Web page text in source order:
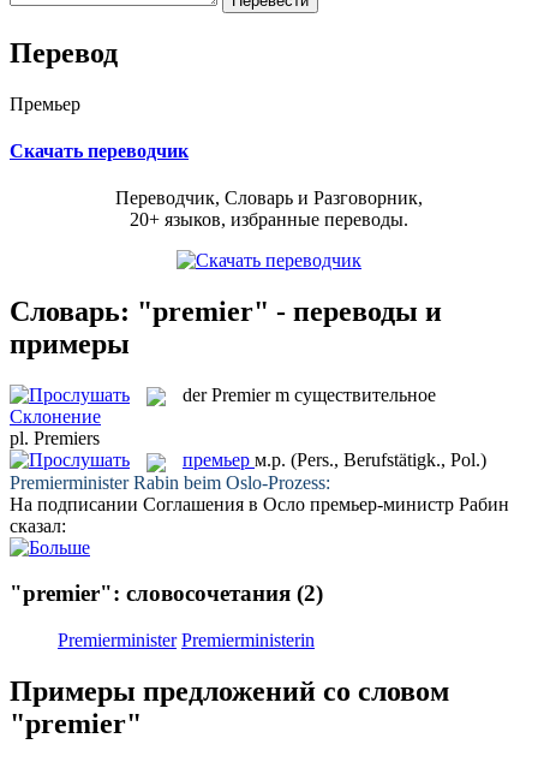
Перевод
Премьер
Скачать переводчик
Переводчик, Словарь и Разговорник,
20+ языков, избранные переводы.
Словарь: "premier" - переводы и
примеры
derPremier m существительное
Склонение
pl. Premiers
премьер м.р. (Pers., Berufstätigk., Pol.)
PremierministerRabin beim Oslo-Prozess:
На подписании Соглашения в Осло премьер-министр Рабин
сказал:
"premier": словосочетания (2)
Premierminister Premierministerin
Примеры предложений со словом
"premier"